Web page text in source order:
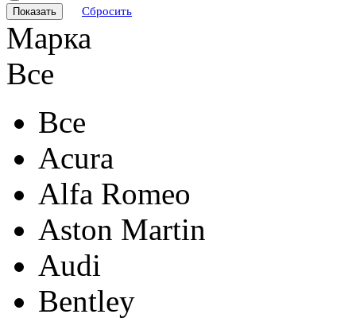
Сбросить
Марка
Все
Все
Acura
Alfa Romeo
Aston Martin
Audi
Bentley